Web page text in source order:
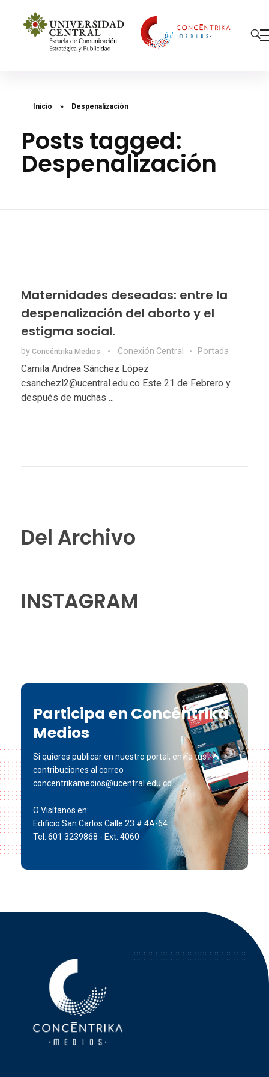
Inicio » Despenalización
Posts tagged:
Despenalización
Maternidades deseadas: entre la
despenalización del aborto y el
estigma social.
by Concéntrika Medios Conexión Central Portada
Camila Andrea Sánchez López
csanchezl2@ucentral.edu.co Este 21 de Febrero y
después de muchas ...
Del Archivo
INSTAGRAM
Participa en Concéntrika
Medios
Si quieres publicar en nuestro portal, envía tus
contribuciones al correo
concentrikamedios@ucentral.edu.co
O Visítanos en:
Edificio San Carlos Calle 23 # 4A-64
Tel: 601 3239868 - Ext. 4060